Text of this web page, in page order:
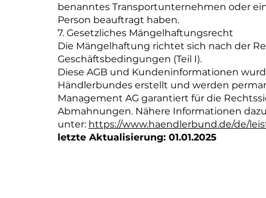
benanntes Transportunternehmen oder
Person beauftragt haben.
7. Gesetzliches Mängelhaftungsrecht
Die Mängelhaftung richtet sich nach der
Geschäftsbedingungen (Teil I).
Diese AGB und Kundeninformationen
Händlerbundes erstellt und werden
Management AG garantiert für die
Abmahnungen. Nähere Informationen
unter: https://www.haendlerbund.de/de/
letzte Aktualisierung: 01.01.2025